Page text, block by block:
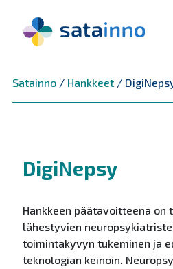
Satainno/ Hankkeet/
DigiNepsy
Hankkeen päätavoitteena on
lähestyvien
toimintakyvyn tukeminen ja
teknologian keinoin.